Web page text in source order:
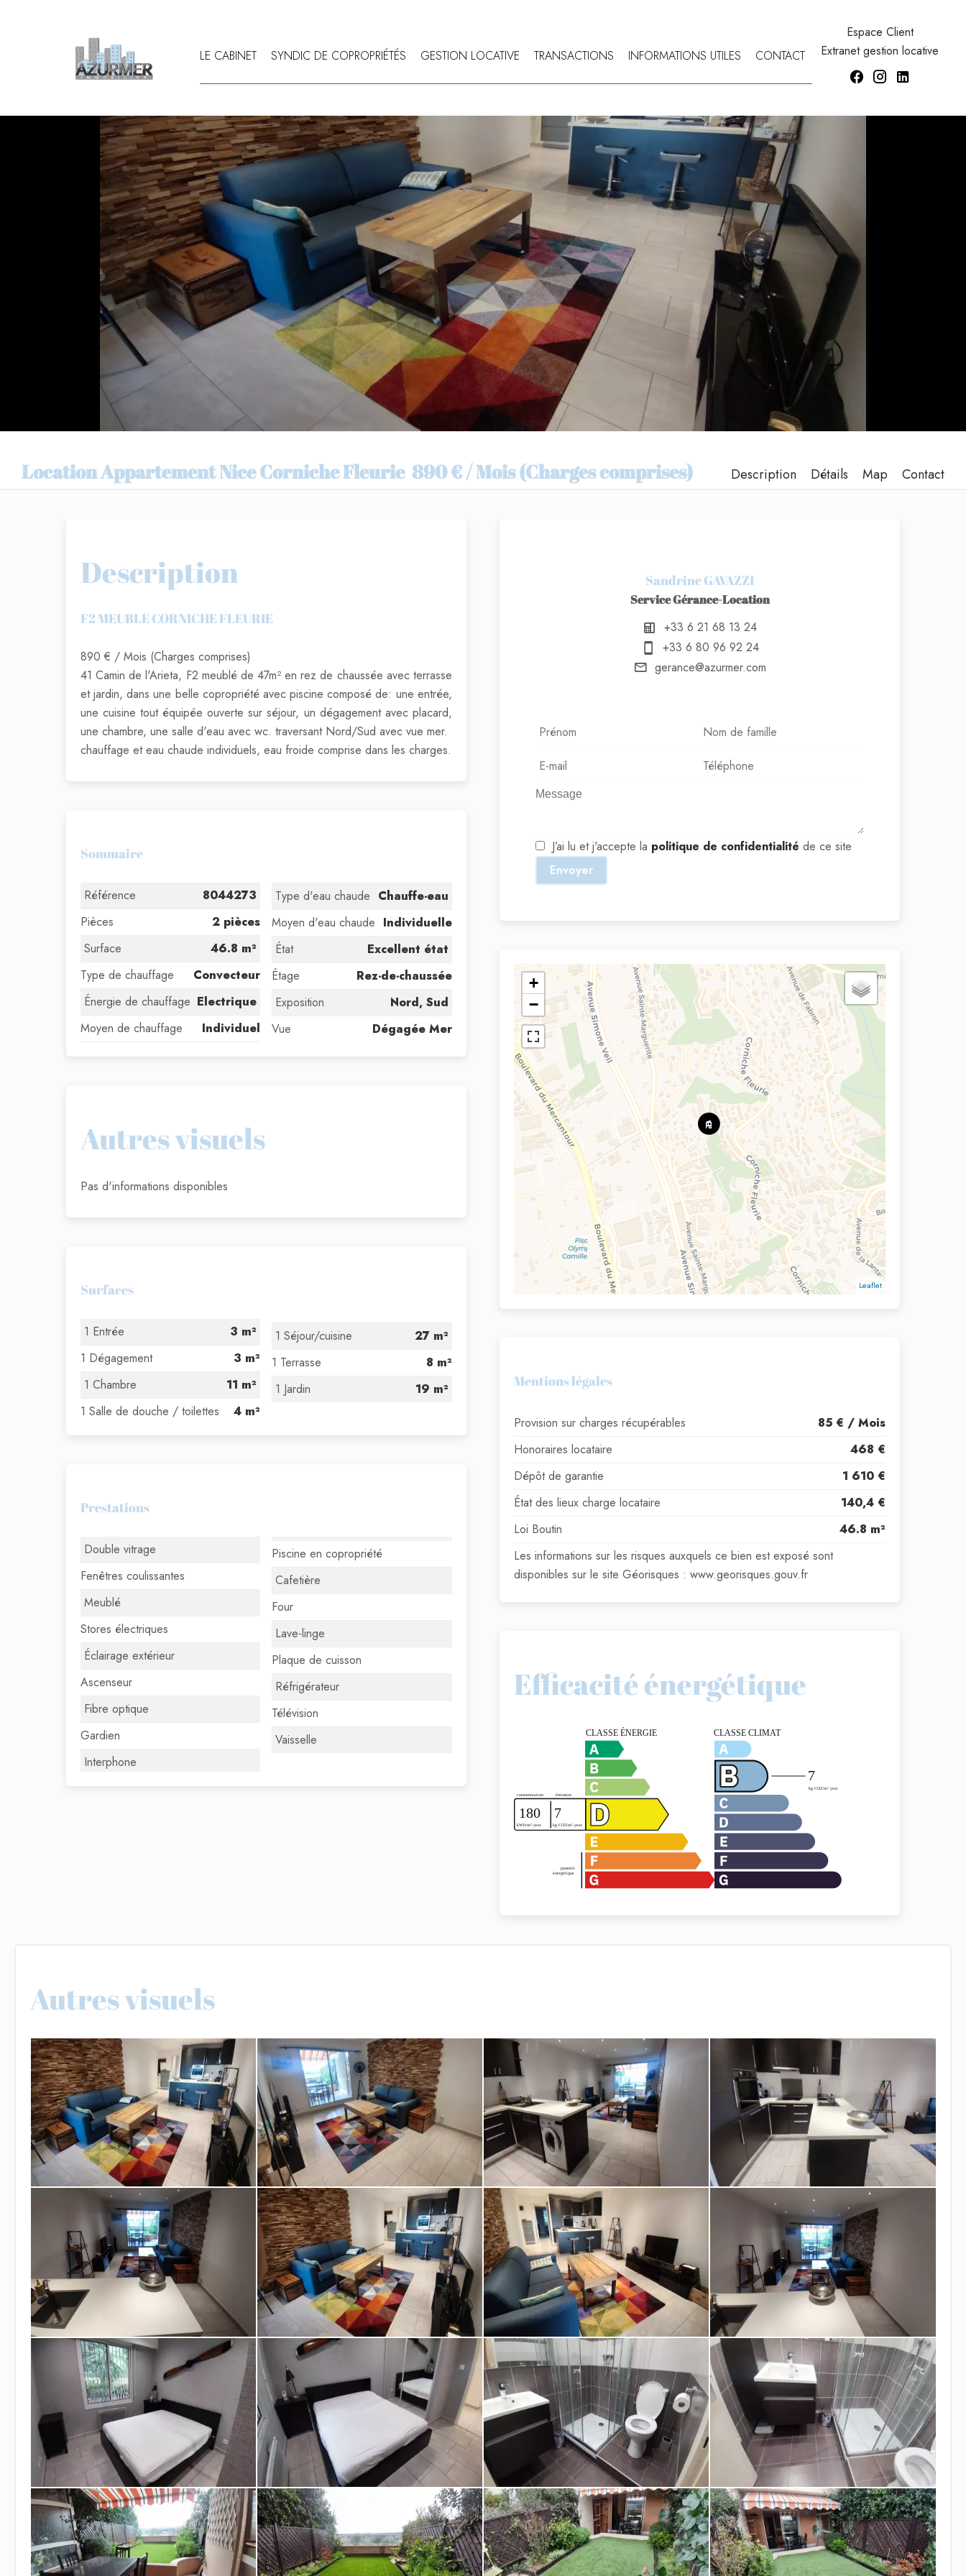
LE CABINET SYNDIC DE COPROPRIÉTÉS GESTION LOCATIVE TRANSACTIONS INFORMATIONS UTILES CONTACT
Espace Client
Extranet gestion locative
Location Appartement Nice Corniche Fleurie 890 € / Mois (Charges comprises) Description Détails Map Contact
Description
F2 MEUBLE CORNICHE FLEURIE
890 € / Mois (Charges comprises)
41 Camin de l'Arieta, F2 meublé de 47m² en rez de chaussée avec terrasse
et jardin, dans une belle copropriété avec piscine composé de: une entrée,
une cuisine tout équipée ouverte sur séjour, un dégagement avec placard,
une chambre, une salle d'eau avec wc. traversant Nord/Sud avec vue mer.
chauffage et eau chaude individuels, eau froide comprise dans les charges.
Sommaire
Référence
8044273
Pièces
2 pièces
Surface
46.8 m²
Type de chauffage
Convecteur
Énergie de chauffage Electrique
Moyen de chauffage
Individuel
Type d'eau chaude Chauffe-eau
Moyen d'eau chaude Individuelle
État
Excellent état
Étage
Rez-de-chaussée
Exposition
Nord, Sud
Vue
Dégagée Mer
Autres visuels
Pas d'informations disponibles
Surfaces
1 Entrée
3 m²
1 Dégagement
3 m²
1 Chambre
11 m²
1 Salle de douche / toilettes
4 m²
1 Séjour/cuisine
27 m²
1 Terrasse
8 m²
1 Jardin
19 m²
Prestations
Double vitrage
Fenêtres coulissantes
Meublé
Stores électriques
Éclairage extérieur
Ascenseur
Fibre optique
Gardien
Interphone
Piscine en copropriété
Cafetière
Four
Lave-linge
Plaque de cuisson
Réfrigérateur
Télévision
Vaisselle
Sandrine GAVAZZI
Service Gérance-Location
+33 6 21 68 13 24
+33 6 80 96 92 24
gerance@azurmer.com
J’ai lu et j'accepte la politique de confidentialité de ce site
Envoyer
+
−
Leaflet
Mentions légales
Provision sur charges récupérables
85 € / Mois
Honoraires locataire
468 €
Dépôt de garantie
1 610 €
État des lieux charge locataire
140,4 €
Loi Boutin
46.8 m²
Les informations sur les risques auxquels ce bien est exposé sont
disponibles sur le site Géorisques : www.georisques.gouv.fr
Efficacité énergétique
Autres visuels